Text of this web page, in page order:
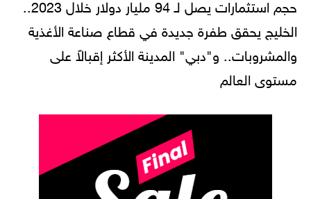
حجم استثمارات يصل لـ 94 مليار دولار خلال 2023..
الخليج يحقق طفرة جديدة في قطاع صناعة الأغذية
والمشروبات.. و"دبي" المدينة الأكثر إقبالاً على
مستوى العالم